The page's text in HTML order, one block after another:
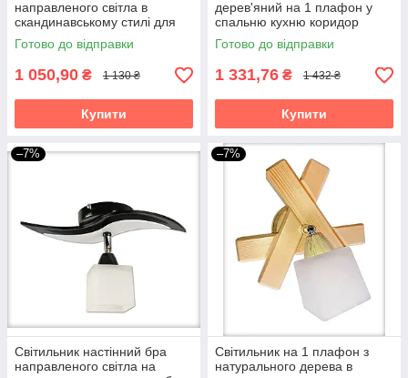
направленого світла в
скандинавському стилі для
кухні коридору бра Данко/1
біло-бежеве
Готово до відправки
1 050,90 ₴ 1 130 ₴
Купити
дерев'яний на 1 плафон у
спальню кухню коридор
гардероб бра Квадро/1
сонома
Готово до відправки
1 331,76 ₴ 1 432 ₴
Купити
–7%
Світильник настінний бра
направленого світла на
–7%
Світильник на 1 плафон з
натурального дерева в